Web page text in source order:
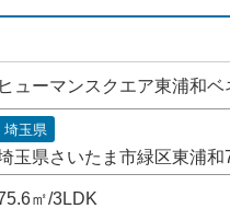
ヒューマンスクエア東浦和ベ
埼玉県
玉県さいたま市緑区東浦和
㎡/3LDK